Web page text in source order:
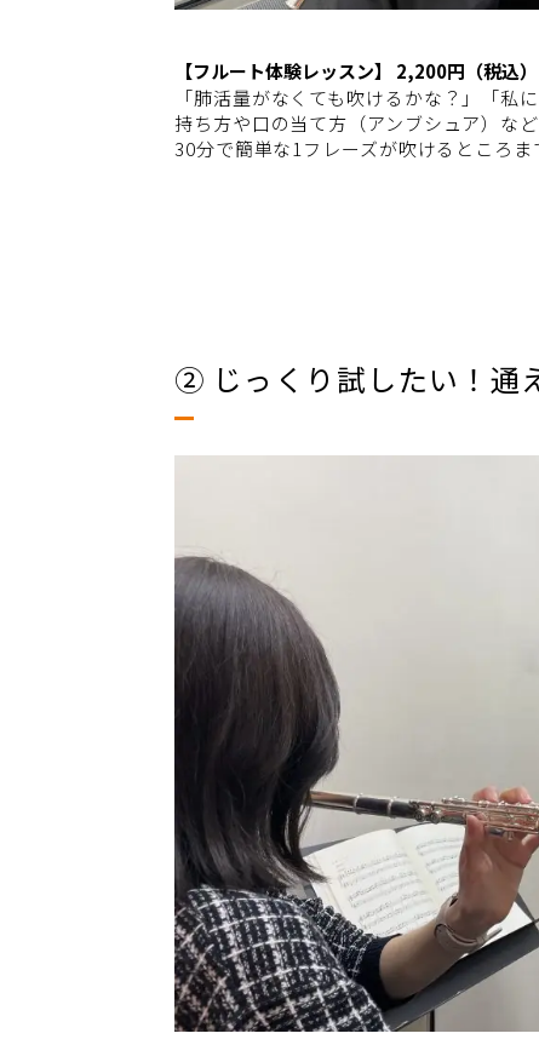
【フルート体験レッスン】 2,200円（税込）
「肺活量がなくても吹けるかな？」「私
持ち方や口の当て方（アンブシュア）な
30分で簡単な1フレーズが吹けるところま
② じっくり試したい！通